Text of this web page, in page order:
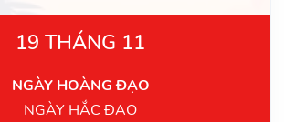
19 THÁNG 11
NGÀY HOÀNG ĐẠO
NGÀY HẮC ĐẠO